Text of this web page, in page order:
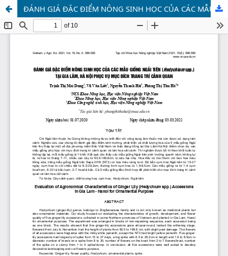
ĐÁNH GIÁ ĐẶC ĐIỂM NÔNG SINH HỌC CỦA CÁC MẪU GIỐNG NGẢI TIÊN (Hedychiumspp.) TẠI GIA LÂM, HÀ NỘIPHỤC VỤ MỤC ĐÍCH TRANG TRÍ CẢNH QUAN